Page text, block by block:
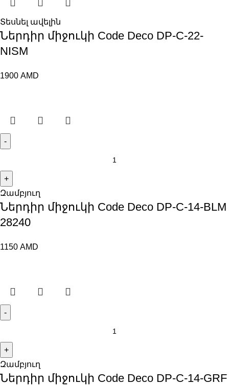
Տեսնել ավելին
Ներդիր միջուկի Code Deco DP-C-22-
NISM
1900 AMD
Զամբյուղ
Ներդիր միջուկի Code Deco DP-C-14-BLM
28240
1150 AMD
Զամբյուղ
Ներդիր միջուկի Code Deco DP-C-14-GRF